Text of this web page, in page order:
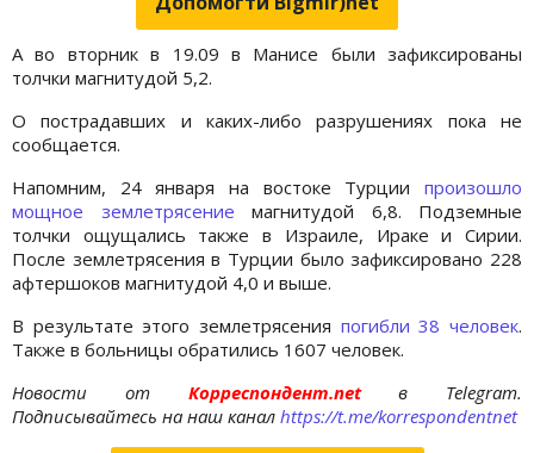
А во вторник в 19.09 в Манисе были зафиксированы
толчки магнитудой 5,2.
О пострадавших и каких-либо разрушениях пока не
сообщается.
Напомним, 24 января на востоке Турции произошло
мощное землетрясение магнитудой 6,8. Подземные
толчки ощущались также в Израиле, Ираке и Сирии.
После землетрясения в Турции было зафиксировано 228
афтершоков магнитудой 4,0 и выше.
В результате этого землетрясения погибли 38 человек.
Также в больницы обратились 1607 человек.
Новости отКорреспондент.netв Telegram.
Подписывайтесь на наш канал https://t.me/korrespondentnet